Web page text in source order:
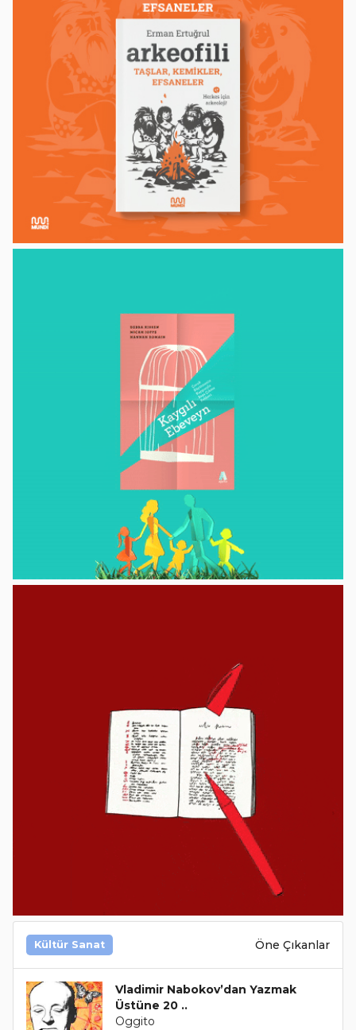
Kültür Sanat Öne Çıkanlar
Vladimir Nabokov’dan Yazmak
Üstüne 20 ..
Oggito